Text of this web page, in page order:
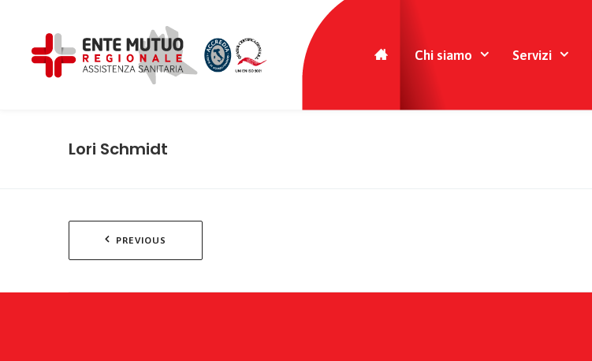
Chi siamo Servizi
Lori Schmidt
Navigazione
articoli
PREVIOUS